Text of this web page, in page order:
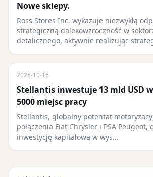
Nowe sklepy.
Ross Stores Inc. wykazuje niezwykłą
strategiczną dalekowzroczność w
detalicznego, aktywnie realizując
2025-10-16
Stellantis inwestuje 13 mld USD
5000 miejsc pracy
Stellantis, globalny potentat
połączenia Fiat Chrysler i PSA Peugeot,
inwestycję kapitałową w wys…